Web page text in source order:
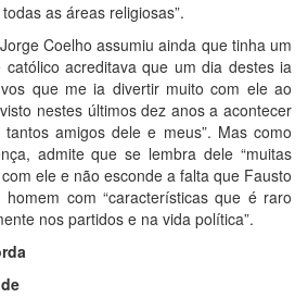
as áreas religiosas”.
Coelho assumiu ainda que tinha um
católico acreditava que um dia destes ia
que me ia divertir muito com ele ao
nestes últimos dez anos a acontecer
amigos dele e meus”. Mas como
admite que se lembra dele “muitas
ele e não esconde a falta que Fausto
com “características que é raro
nos partidos e na vida política”.